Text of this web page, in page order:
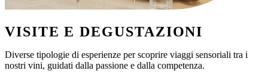
VISITE E DEGUSTAZIONI
Diverse tipologie di esperienze per scoprire viaggi sensoriali tra i
nostri vini, guidati dalla passione e dalla competenza.